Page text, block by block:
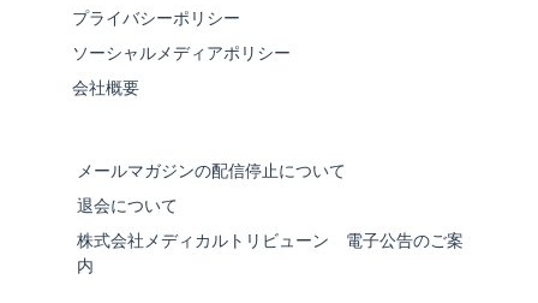
プライバシーポリシー
ソーシャルメディアポリシー
会社概要
メールマガジンの配信停止について
退会について
株式会社メディカルトリビューン 電子公告のご案
内